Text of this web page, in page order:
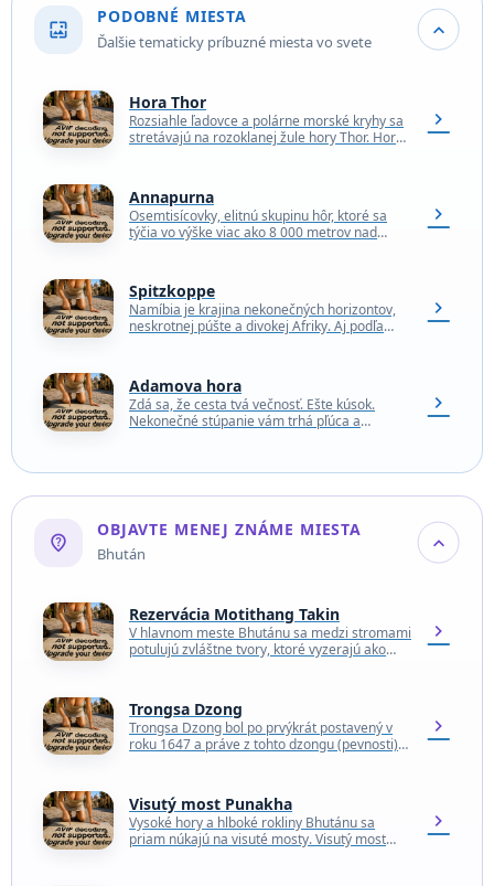
wallpaper
PODOBNÉ MIESTA
Ďalšie tematicky príbuzné miesta vo svete expand_more
Hora Thor
Rozsiahle ľadovce a polárne morské kryhy sa
stretávajú na rozoklanej žule hory Thor. Hora
chevron_right
Annapurna
Osemtisícovky, elitnú skupinu hôr, ktoré sa
týčia vo výške viac ako 8 000 metrov nad
chevron_right
Spitzkoppe
Namíbia je krajina nekonečných horizontov,
neskrotnej púšte a divokej Afriky. Aj podľa
chevron_right
Adamova hora
Zdá sa, že cesta tvá večnosť. Ešte kúsok.
Nekonečné stúpanie vám trhá pľúca a
chevron_right
not_listed_location
OBJAVTE MENEJ ZNÁME MIESTA
Bhután expand_more
Rezervácia Motithang Takin
V hlavnom meste Bhutánu sa medzi stromami
potulujú zvláštne tvory, ktoré vyzerajú ako
chevron_right
Trongsa Dzong
Trongsa Dzong bol po prvýkrát postavený v
roku 1647 a práve z tohto dzongu (pevnosti)
chevron_right
Visutý most Punakha
Vysoké hory a hlboké rokliny Bhutánu sa
priam núkajú na visuté mosty. Visutý most
chevron_right